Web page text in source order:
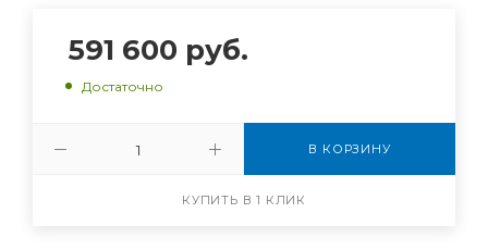
591 600 руб.
Достаточно
В КОРЗИНУ
КУПИТЬ В 1 КЛИК